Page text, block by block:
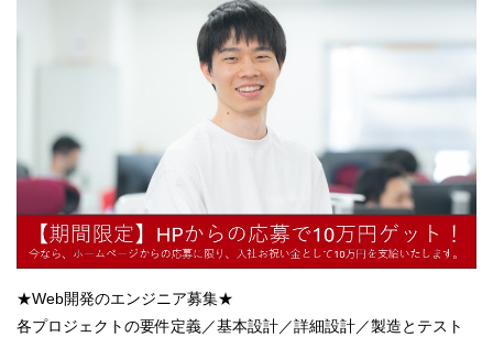
★Web開発のエンジニア募集★
各プロジェクトの要件定義／基本設計／詳細設計／製造とテスト